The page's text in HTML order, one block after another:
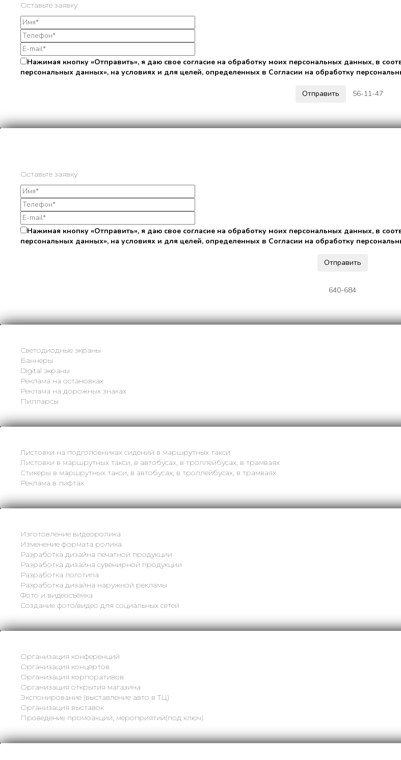
Оставьте заявку
Нажимая кнопку «Отправить», я даю свое согласие на обработку моих персональных данных, в
персональных данных», на условиях и для целей, определенных в Согласии на обработку
56-11-47
Оставьте заявку
Нажимая кнопку «Отправить», я даю свое согласие на обработку моих персональных данных, в
персональных данных», на условиях и для целей, определенных в Согласии на обработку
640-684
Светодиодные экраны
Баннеры
Digital экраны
Реклама на остановках
Реклама на дорожных знаках
Пилларсы
Листовки на подголовниках сидений в маршрутных такси
Листовки в маршрутных такси, в автобусах, в троллейбусах, в трамваях
Стикеры в маршрутных такси, в автобусах, в троллейбусах, в трамваях
Реклама в лифтах
Изготовление видеоролика
Изменение формата ролика
Разработка дизайна печатной продукции
Разработка дизайна сувенирной продукции
Разработка логотипа
Разработка дизайна наружной рекламы
Фото и видеосъёмка
Создание фото/видео для социальных сетей
Организация конференций
Организация концертов
Организация корпоративов
Организация открытия магазина
Экспонирование (выставление авто в ТЦ)
Организация выставок
Проведение промоакций, мероприятий(под ключ)